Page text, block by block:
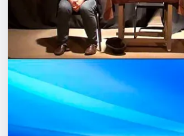
Площадки
Артисты
Рейтинги